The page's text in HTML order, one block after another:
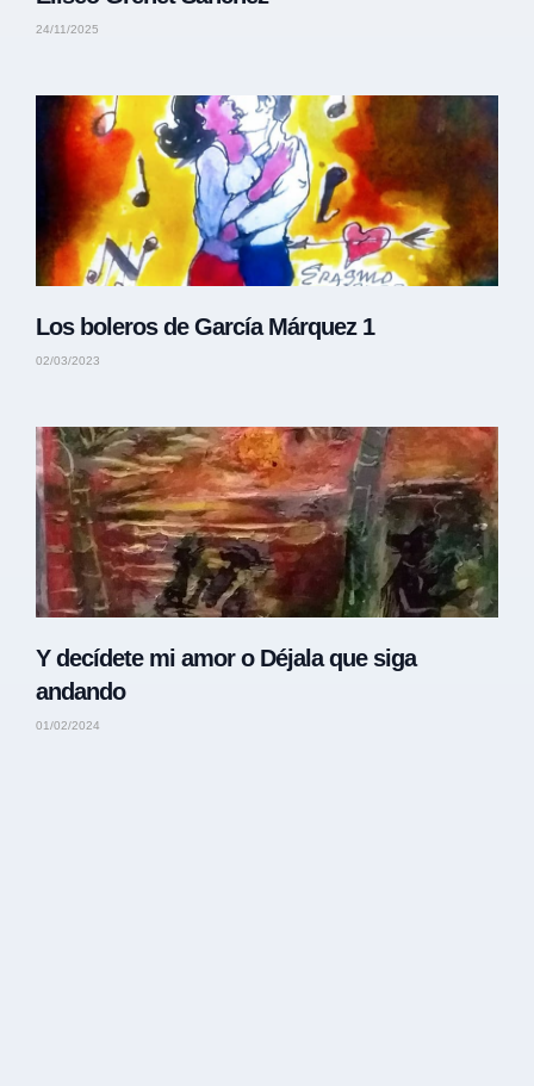
24/11/2025
Los boleros de García Márquez 1
02/03/2023
Y decídete mi amor o Déjala que siga
andando
01/02/2024